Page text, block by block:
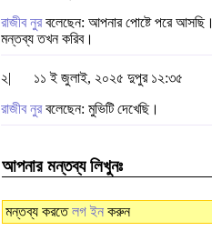
রাজীব নুরবলেছেন: আপনার পোষ্টে পরে আসছি।
মন্তব্য তখন করিব।
২| ১১ ই জুলাই, ২০২৫ দুপুর ১২:৩৫
রাজীব নুরবলেছেন: মুভিটি দেখেছি।
আপনার মন্তব্য লিখুনঃ
মন্তব্য করতেলগ ইন করুন